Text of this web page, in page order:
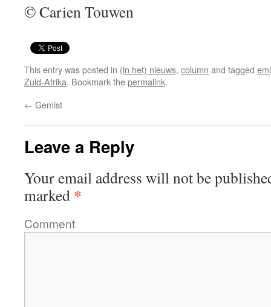
© Carien Touwen
This entry was posted in (in het) nieuws, column and tagged
Zuid-Afrika. Bookmark thepermalink.
← Gemist
Leave a Reply
Your email address will not be
marked *
Comment